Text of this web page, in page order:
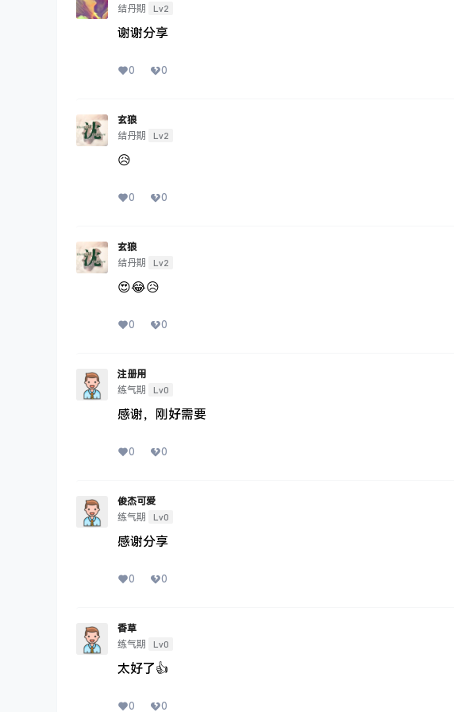
结丹期
Lv2
谢谢分享
0 0
玄狼
结丹期
Lv2
😥
0 0
玄狼
结丹期
Lv2
😍😂😥
0 0
注册用
练气期
Lv0
感谢，刚好需要
0 0
俊杰可爱
练气期
Lv0
感谢分享
0 0
香草
练气期
Lv0
太好了👍
0 0